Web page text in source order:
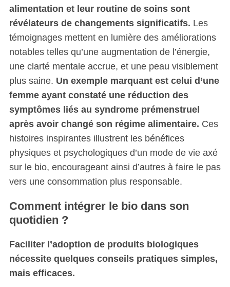
alimentation et leur routine de soins sont
révélateurs de changements significatifs. Les
témoignages mettent en lumière des améliorations
notables telles qu’une augmentation de l’énergie,
une clarté mentale accrue, et une peau visiblement
plus saine. Un exemple marquant est celui d’une
femme ayant constaté une réduction des
symptômes liés au syndrome prémenstruel
après avoir changé son régime alimentaire. Ces
histoires inspirantes illustrent les bénéfices
physiques et psychologiques d’un mode de vie axé
sur le bio, encourageant ainsi d’autres à faire le pas
vers une consommation plus responsable.
Comment intégrer le bio dans son
quotidien ?
Faciliter l’adoption de produits biologiques
nécessite quelques conseils pratiques simples,
mais efficaces.